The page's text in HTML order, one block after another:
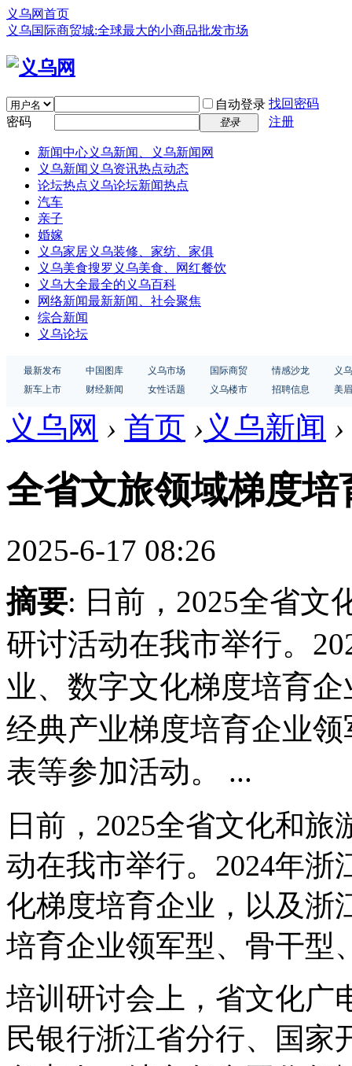
义乌网首页
义乌国际商贸城:全球最大的小商品批发市场
自动登录 找回密码
密码
登录 注册
新闻中心义乌新闻、义乌新闻网
义乌新闻 义乌资讯热点动态
论坛热点 义乌论坛新闻热点
汽车
亲子
婚嫁
义乌家居义乌装修、家纺、家俱
义乌美食搜罗义乌美食、网红餐饮
义乌大全最全的义乌百科
网络新闻最新新闻、社会聚焦
综合新闻
义乌论坛
最新发布 中国图库 义乌市场 国际商贸 情感沙龙
义
新车上市
财经新闻 女性话题 义乌楼市 招聘信息 美
义乌网 › 首页 › 义乌新闻 ›
全省文旅领域梯度
2025-6-17 08:26
摘要: 日前，2025全省文
研讨活动在我市举行。
业、数字文化梯度培育
经典产业梯度培育企业
表等参加活动。 ...
日前，2025全省文化和
动在我市举行。2024年
化梯度培育企业，以及浙
培育企业领军型、骨干型
培训研讨会上，省文化广
民银行浙江省分行、国家